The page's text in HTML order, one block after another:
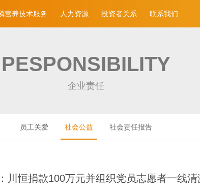
营养技术服务 人力资源 投资者关系 联系我们
PESPONSIBILITY
企业责任
员工关爱 社会公益 社会责任报告
川恒捐款100万元并组织党员志愿者一线